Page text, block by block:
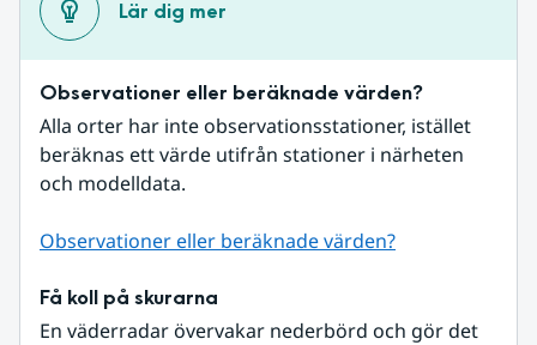
Lär dig mer
Observationer eller beräknade värden?
Alla orter har inte observationsstationer, istället
beräknas ett värde utifrån stationer i närheten
och modelldata.
Observationer eller beräknade värden?
Få koll på skurarna
En väderradar övervakar nederbörd och gör det